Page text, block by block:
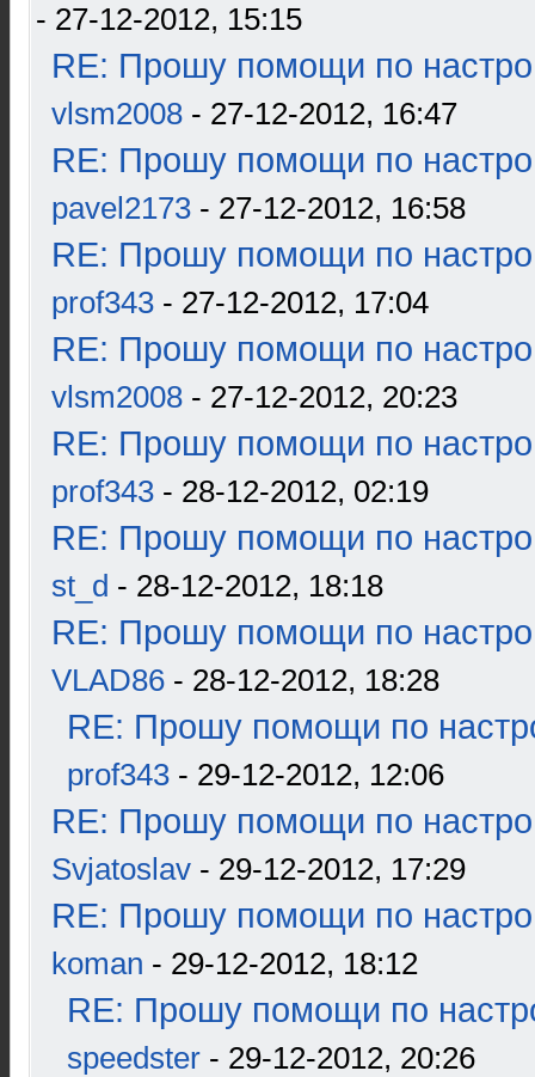
- 27-12-2012, 15:15
RE: Прошу помощи по
vlsm2008 - 27-12-2012, 16:47
RE: Прошу помощи по
pavel2173 - 27-12-2012, 16:58
RE: Прошу помощи по
prof343 - 27-12-2012, 17:04
RE: Прошу помощи по
vlsm2008 - 27-12-2012, 20:23
RE: Прошу помощи по
prof343 - 28-12-2012, 02:19
RE: Прошу помощи по
st_d - 28-12-2012, 18:18
RE: Прошу помощи по
VLAD86 - 28-12-2012, 18:28
RE: Прошу помощи по
prof343 - 29-12-2012, 12:06
RE: Прошу помощи по
Svjatoslav - 29-12-2012, 17:29
RE: Прошу помощи по
koman - 29-12-2012, 18:12
RE: Прошу помощи по
speedster - 29-12-2012, 20:26